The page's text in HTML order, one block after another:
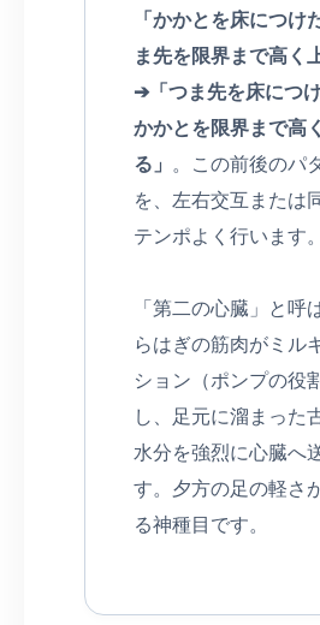
「かかとを床につけ
ま先を限界まで高く
➔「つま先を床につけ
かかとを限界まで高
る」 。この前後のパ
を、左右交互または
テンポよく行います。
「第二の心臓」と呼
らはぎの筋肉がミル
ション（ポンプの役
し、足元に溜まった
水分を強烈に心臓へ
す。夕方の足の軽さ
る神種目です。